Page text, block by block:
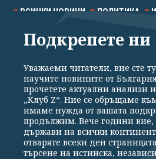
ВСИЧКИ НОВИНИ ПОЛИТИКА
СПОРТ КУЛТУРА
Общи условия
Политика
Реклама
Партньори
Подкрепете ни
Уважаеми читатели, вие сте
научите новините от
прочетете актуални анализи
„Клуб Z“. Ние се обръщаме
имаме нужда от вашата
продължим. Вече години вие,
държави на всички
отваряте всеки ден
търсене на истинска,